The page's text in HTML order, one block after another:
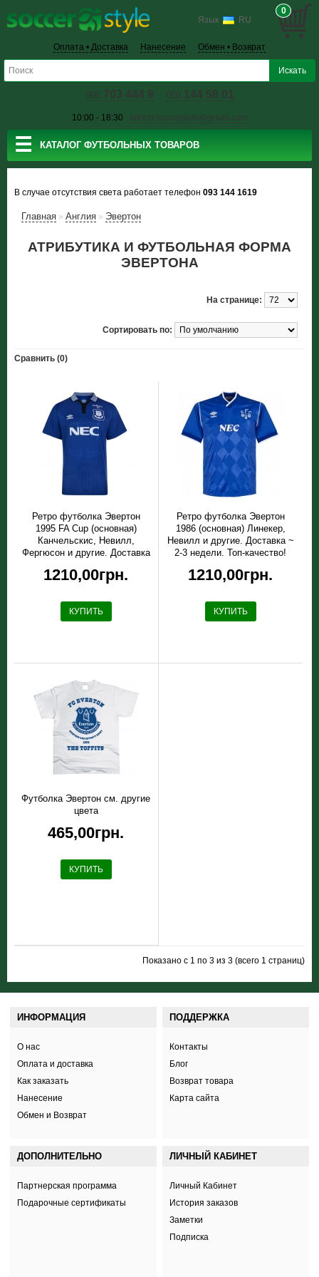
Язык RU
0
Оплата • Доставка Нанесение Обмен • Возврат
098 703 444 8 050 144 58 01
10:00 - 18:30 inform.soccerstyle@gmail.com
☰ КАТАЛОГ ФУТБОЛЬНЫХ ТОВАРОВ
В случае отсутствия света работает телефон 093 144 1619
Главная » Англия » Эвертон
АТРИБУТИКА И ФУТБОЛЬНАЯ ФОРМА
ЭВЕРТОНА
На странице:
Сортировать по:
Сравнить (0)
Ретро футболка Эвертон
1995 FA Cup (основная)
Канчельскис, Невилл,
Фергюсон и другие. Доставка
1210,00грн.
КУПИТЬ
Ретро футболка Эвертон
1986 (основная) Линекер,
Невилл и другие. Доставка ~
2-3 недели. Топ-качество!
1210,00грн.
КУПИТЬ
Футболка Эвертон см. другие
цвета
465,00грн.
КУПИТЬ
Показано с 1 по 3 из 3 (всего 1 страниц)
ИНФОРМАЦИЯ
О нас
Оплата и доставка
Как заказать
Нанесение
Обмен и Возврат
ПОДДЕРЖКА
Контакты
Блог
Возврат товара
Карта сайта
ДОПОЛНИТЕЛЬНО
Партнерская программа
Подарочные сертификаты
ЛИЧНЫЙ КАБИНЕТ
Личный Кабинет
История заказов
Заметки
Подписка